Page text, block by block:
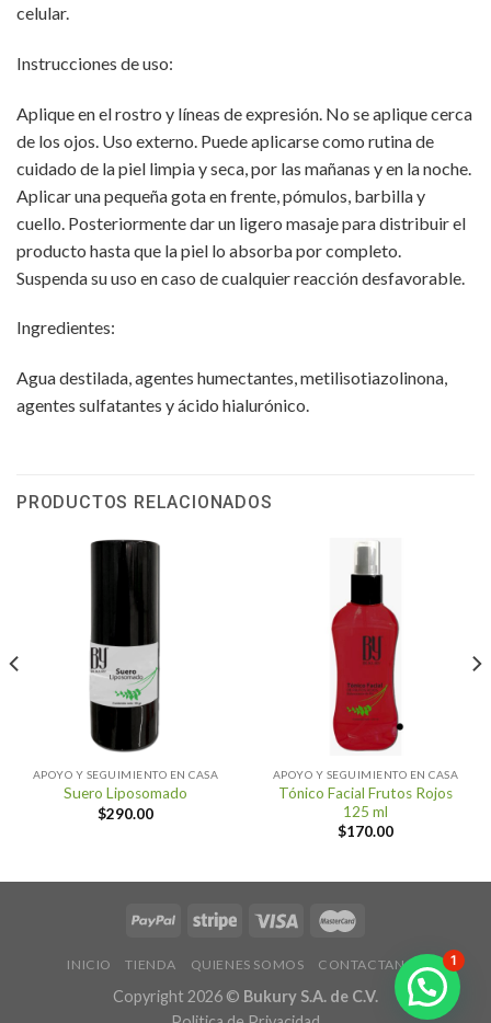
celular.
Instrucciones de uso:
Aplique en el rostro y líneas de expresión. No se aplique cerca
de los ojos. Uso externo. Puede aplicarse como rutina de
cuidado de la piel limpia y seca, por las mañanas y en la noche.
Aplicar una pequeña gota en frente, pómulos, barbilla y
cuello. Posteriormente dar un ligero masaje para distribuir el
producto hasta que la piel lo absorba por completo.
Suspenda su uso en caso de cualquier reacción desfavorable.
Ingredientes:
Agua destilada, agentes humectantes, metilisotiazolinona,
agentes sulfatantes y ácido hialurónico.
PRODUCTOS RELACIONADOS
APOYO Y SEGUIMIENTO EN CASA
Suero Liposomado
$290.00
APOYO Y SEGUIMIENTO EN CASA
Tónico Facial Frutos Rojos
125 ml
$170.00
INICIO TIENDA QUIENES SOMOS CONTACTANOS
Copyright 2026 © Bukury S.A. de C.V.
1